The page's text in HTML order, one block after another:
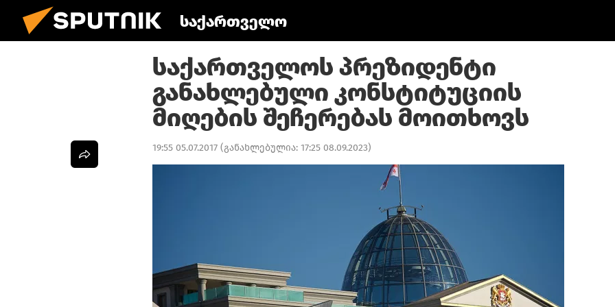
საქართველო
საქართველოს პრეზიდენტი
განახლებული კონსტიტუციის
მიღების შეჩერებას მოითხოვს
19:55 05.07.2017 (განახლებულია: 17:25 08.09.2023)